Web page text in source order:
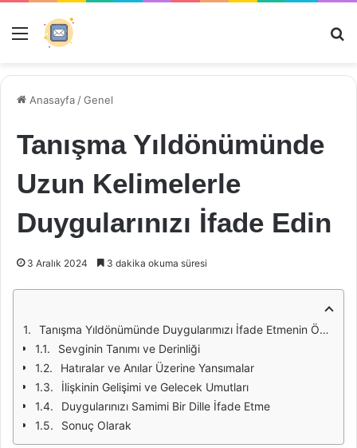
Menü
Anasayfa /Genel
Tanışma Yıldönümünde
Uzun Kelimelerle
Duygularınızı İfade Edin
3 Aralık 2024 3 dakika okuma süresi
Tanışma Yıldönümünde Duygularımızı İfade Etmenin Önemi
Sevginin Tanımı ve Derinliği
Hatıralar ve Anılar Üzerine Yansımalar
İlişkinin Gelişimi ve Gelecek Umutları
Duygularınızı Samimi Bir Dille İfade Etme
Sonuç Olarak